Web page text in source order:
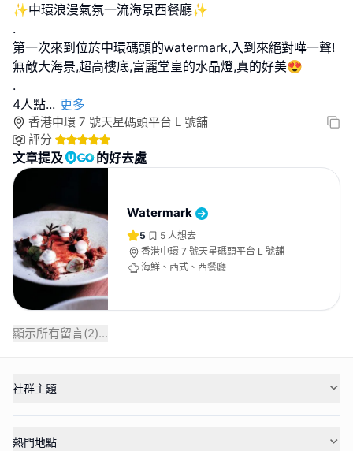
✨中環浪漫氣氛一流海景西餐廳✨
.
第一次來到位於中環碼頭的watermark,入到來絕對嘩一聲!
無敵大海景,超高樓底,富麗堂皇的水晶燈,真的好美😍
.
4人點... 更多
香港中環 7 號天星碼頭平台 L 號舖
評分
文章提及 的好去處
Watermark
5 5 人想去
香港中環 7 號天星碼頭平台 L 號舖
海鮮、西式、西餐廳
顯示所有留言(2)...
社群主題
熱門地點